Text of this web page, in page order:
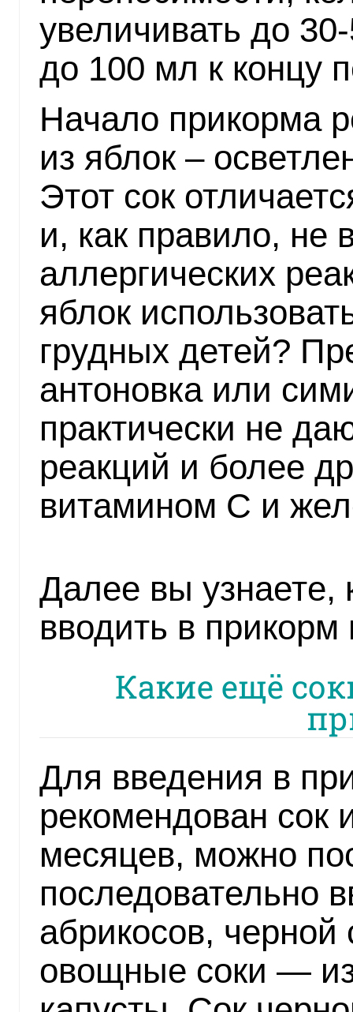
увеличивать до
до 100 мл к концу
Начало прикорма
из яблок –
Этот сок
и, как правило, не
аллергических
яблок
грудных детей?
антоновка или
практически не
реакций и более
витамином С и
Далее вы узнаете,
вводить в прикорм
Какие ещё
Для введения в
рекомендован сок
месяцев, можно
последовательно
абрикосов,
овощные соки —